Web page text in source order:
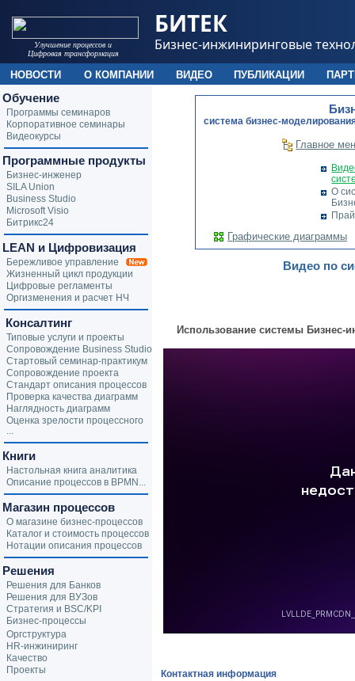
cистема бизнес-
Главное
О
Графические диаграммы
Видео по
Использование системы Бизнес-
Контактная информация
Обучение
Программы семинаров
Корпоративное семинары
Видеокурсы
Программные продукты
Бизнес-инженер
SILA Union
Business Studio
Microsoft Visio
Битрикс24
LEAN и Цифровизация
Бережливое управление
Жизненный цикл продукции
Цифровые регламенты
Оргизменения и расчет НЧ
Консалтинг
Типовые услуги и проекты
Сопровождение Business Studio
Стартовый семинар-практикум
Сопровождение проекта
Стандарт описания процессов
Проверка качества диаграмм
Наглядность диаграмм
Оценка зрелости процессного
...
Книги
Настольная книга аналитика
Описание процессов в BPMN...
Магазин процессов
О магазине бизнес-процессов
Каталог и стоимость процессов
Нотации описания процессов
Решения
Решения для Банков
Решения для ВУЗов
Стратегия и BSC/KPI
Бизнес-процессы
Оргструктура
HR-инжиниринг
Качество
Проекты
Улучшение процессов и
Цифровая трансформация
БИТЕК
Бизнес-инжиниринговые
НОВОСТИ О КОМПАНИИ ВИДЕО ПУБЛИКАЦИИ